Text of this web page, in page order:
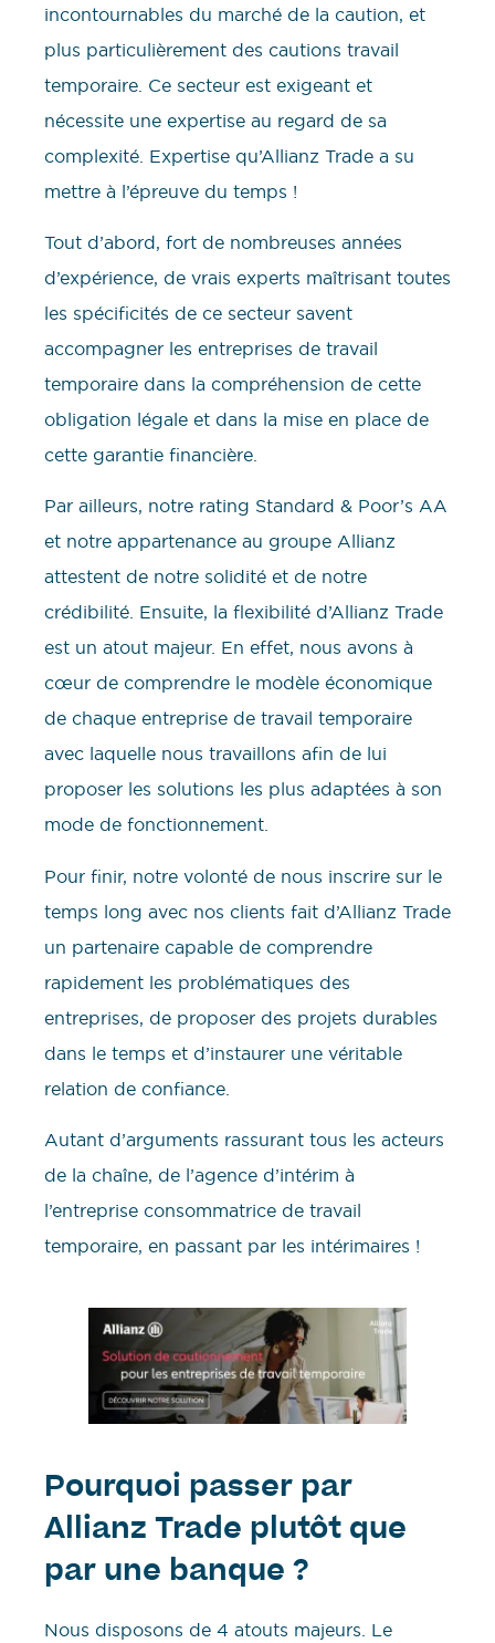
incontournables du marché de la caution, et
plus particulièrement des cautions travail
temporaire. Ce secteur est exigeant et
nécessite une expertise au regard de sa
complexité. Expertise qu’Allianz Trade a su
mettre à l’épreuve du temps !
Tout d’abord, fort de nombreuses années
d’expérience, de vrais experts maîtrisant toutes
les spécificités de ce secteur savent
accompagner les entreprises de travail
temporaire dans la compréhension de cette
obligation légale et dans la mise en place de
cette garantie financière.
Par ailleurs, notre rating Standard & Poor’s AA
et notre appartenance au groupe Allianz
attestent de notre solidité et de notre
crédibilité. Ensuite, la flexibilité d’Allianz Trade
est un atout majeur. En effet, nous avons à
cœur de comprendre le modèle économique
de chaque entreprise de travail temporaire
avec laquelle nous travaillons afin de lui
proposer les solutions les plus adaptées à son
mode de fonctionnement.
Pour finir, notre volonté de nous inscrire sur le
temps long avec nos clients fait d’Allianz Trade
un partenaire capable de comprendre
rapidement les problématiques des
entreprises, de proposer des projets durables
dans le temps et d’instaurer une véritable
relation de confiance.
Autant d’arguments rassurant tous les acteurs
de la chaîne, de l’agence d’intérim à
l’entreprise consommatrice de travail
temporaire, en passant par les intérimaires !
Pourquoi passer par
Allianz Trade plutôt que
par une banque ?
Nous disposons de 4 atouts majeurs. Le